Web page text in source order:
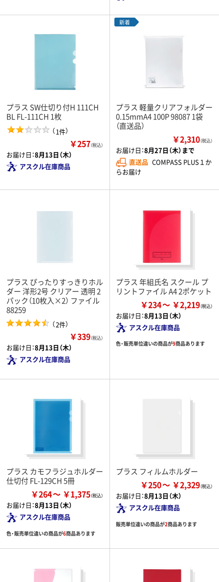
プラス SW仕切り付H 111CH
BL FL-111CH 1枚
（1件）
￥257（税込）
お届け日：8月13日（木）
アスクル在庫商品
新着
プラス 軽量クリアフォルダー
0.15mmA4 100P 98087 1袋
（直送品）
￥2,310（税込）
お届け日：8月27日（木）まで
直送品 COMPASS PLUS１か
らお届け
プラス ぴったりすっきりホル
ダー 洋形2号 クリアー 透明 2
パック（10枚入×2） ファイル
88259
（2件）
￥339（税込）
お届け日：8月13日（木）
アスクル在庫商品
プラス 年組氏名 スクール プ
リントファイル A4 2ポケット
￥234 ￥2,219
お届け日：8月13日（木）
アスクル在庫商品
色・販売単位違いの商品が9商品あります
プラス カモフラジュホルダー
仕切付 FL-129CH 5冊
￥264 ￥1,375
お届け日：8月13日（木）
アスクル在庫商品
色・販売単位違いの商品が6商品あります
プラス フィルムホルダー
￥250 ￥2,329
お届け日：8月13日（木）
アスクル在庫商品
販売単位違いの商品が2商品あります